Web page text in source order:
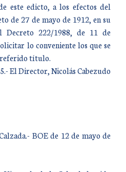
este edicto, a los efectos del
de 27 de mayo de 1912, en su
Decreto 222/1988, de 11 de
lo conveniente los que se
referido título.
El Director, Nicolás Cabezudo
BOE de 12 de mayo de